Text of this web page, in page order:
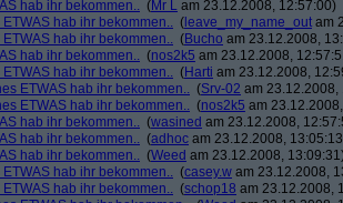
hab ihr bekommen.. (Mr L am 23.12.2008, 12:57:00)
hab ihr bekommen.. ( leave_my_name_out am
hab ihr bekommen.. (Bucho am 23.12.2008,
hab ihr bekommen.. (nos2k5 am 23.12.2008,
hab ihr bekommen.. (Harti am 23.12.2008,
ETWAS hab ihr bekommen.. (Srv-02 am 23.12.2008,
ETWAS hab ihr bekommen.. (nos2k5 am
hab ihr bekommen.. (wasined am 23.12.2008,
hab ihr bekommen.. (adhoc am 23.12.2008,
hab ihr bekommen.. (Weed am 23.12.2008,
hab ihr bekommen.. (casey.w am 23.12.2008,
hab ihr bekommen.. (schop18 am 23.12.2008,